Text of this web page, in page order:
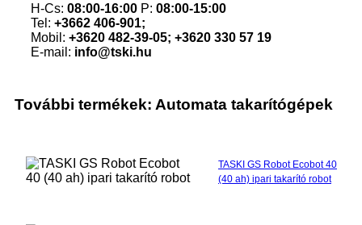
H-Cs: 08:00-16:00 P: 08:00-15:00
Tel: +3662 406-901;
Mobil: +3620 482-39-05; +3620 330 57 19
E-mail: info@tski.hu
További termékek: Automata takarítógépek
TASKI GS Robot Ecobot 40
(40 ah) ipari takarító robot